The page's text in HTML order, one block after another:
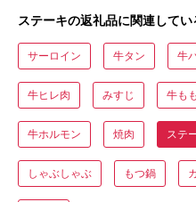
ステーキの返礼品に関連してい
サーロイン 牛タン 牛
牛ヒレ肉 みすじ 牛も
牛ホルモン 焼肉 ステ
しゃぶしゃぶ もつ鍋